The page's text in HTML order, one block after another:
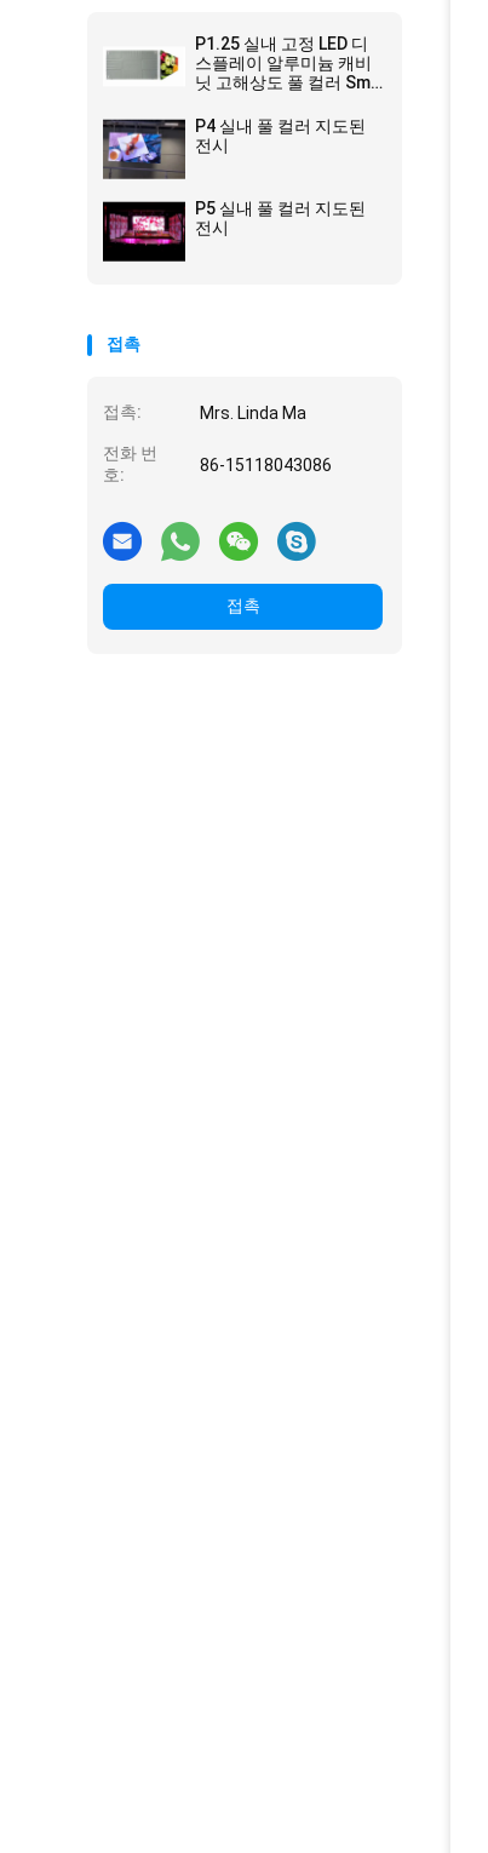
P1.25 실내 고정 LED 디
스플레이 알루미늄 캐비
닛 고해상도 풀 컬러 Smd
P4 실내 풀 컬러 지도된
전시
P5 실내 풀 컬러 지도된
전시
접촉
접촉: Mrs. Linda Ma
전화 번
호:
86-15118043086
접촉